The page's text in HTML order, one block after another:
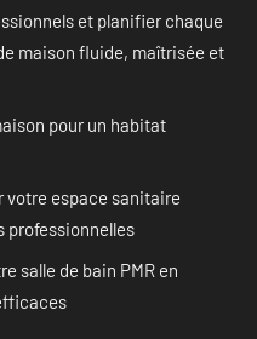
et planifier chaque
maison fluide, maîtrisée et
pour un habitat
votre espace sanitaire
professionnelles
salle de bain PMR en